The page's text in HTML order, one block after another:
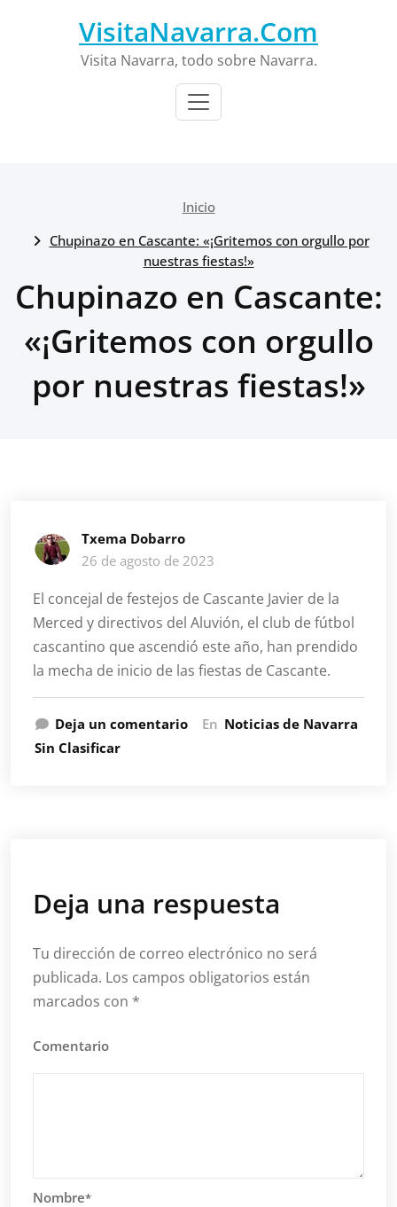
VisitaNavarra.Com
Visita Navarra, todo sobre Navarra.
Inicio
Chupinazo en Cascante: «¡Gritemos con orgullo por
nuestras fiestas!»
Chupinazo en Cascante:
«¡Gritemos con orgullo
por nuestras fiestas!»
Txema Dobarro
26 de agosto de 2023
El concejal de festejos de Cascante Javier de la
Merced y directivos del Aluvión, el club de fútbol
cascantino que ascendió este año, han prendido
la mecha de inicio de las fiestas de Cascante.
Deja un comentario En Noticias de Navarra
Sin Clasificar
Deja una respuesta
Tu dirección de correo electrónico no será
publicada. Los campos obligatorios están
marcados con *
Comentario
Nombre*